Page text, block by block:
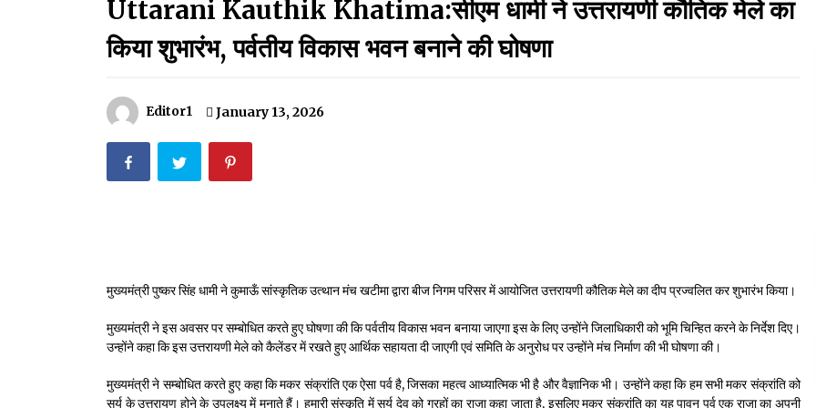
मदरसों का नाम अब्दुल कलाम के नाम पर रखने की घोषणा
December 18, 2023
September 7, 2023
May 14, 2022
Uttarani Kauthik Khatima:सीएम धामी ने उत्तरायणी कौतिक मेले का
किया शुभारंभ, पर्वतीय विकास भवन बनाने की घोषणा
Editor1 January 13, 2026
मुख्यमंत्री पुष्कर सिंह धामी ने कुमाऊँ सांस्कृतिक उत्थान मंच खटीमा द्वारा बीज निगम परिसर में आयोजित उत्तरायणी कौतिक मेले का दीप प्रज्वलित कर शुभारंभ किया।
मुख्यमंत्री ने इस अवसर पर सम्बोधित करते हुए घोषणा की कि पर्वतीय विकास भवन बनाया जाएगा इस के लिए उन्होंने जिलाधिकारी को भूमि चिन्हित करने के निर्देश दिए।
उन्होंने कहा कि इस उत्तरायणी मेले को कैलेंडर में रखते हुए आर्थिक सहायता दी जाएगी एवं समिति के अनुरोध पर उन्होंने मंच निर्माण की भी घोषणा की।
मुख्यमंत्री ने सम्बोधित करते हुए कहा कि मकर संक्रांति एक ऐसा पर्व है, जिसका महत्व आध्यात्मिक भी है और वैज्ञानिक भी। उन्होंने कहा कि हम सभी मकर संक्रांति को
सूर्य के उत्तरायण होने के उपलक्ष्य में मनाते हैं। हमारी संस्कृति में सूर्य देव को ग्रहों का राजा कहा जाता है, इसलिए मकर संक्रांति का यह पावन पर्व एक राजा का अपनी